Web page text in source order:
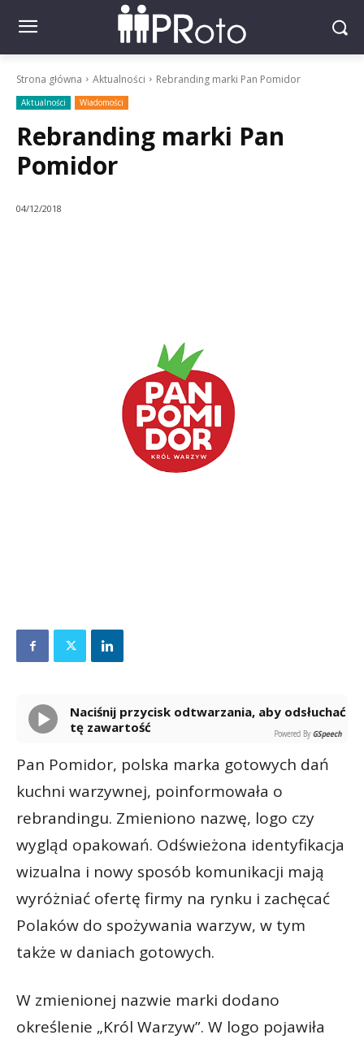
Strona główna Aktualności Rebranding marki Pan Pomidor
Aktualności Wiadomości
Rebranding marki Pan
Pomidor
04/12/2018
Naciśnij przycisk odtwarzania, aby odsłuchać
tę zawartość
Powered By GSpeech
Pan Pomidor, polska marka gotowych dań
kuchni warzywnej, poinformowała o
rebrandingu. Zmieniono nazwę, logo czy
wygląd opakowań. Odświeżona identyfikacja
wizualna i nowy sposób komunikacji mają
wyróżniać ofertę firmy na rynku i zachęcać
Polaków do spożywania warzyw, w tym
także w daniach gotowych.
W zmienionej nazwie marki dodano
określenie „Król Warzyw”. W logo pojawiła